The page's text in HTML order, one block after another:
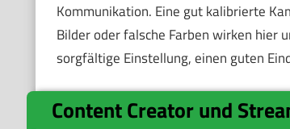
Kommunikation. Eine gut kalibrierte
Bilder oder falsche Farben wirken hier
sorgfältige Einstellung, einen guten
Content Creator und